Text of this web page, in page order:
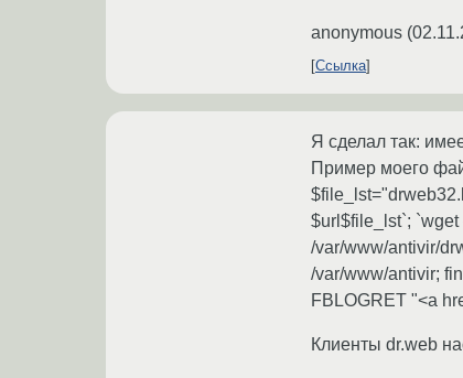
anonymous (
Ссылка
Я сделал так:
Пример моего
$url$file_lst`; `wget
/var/www/antivir/
/var/www/antivir;
FBLOGRET "<a
Клиенты dr.web